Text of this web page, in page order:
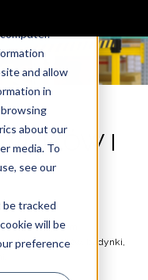
and allow
in
about our
media. To
see our
be tracked
will be
preference
I
to system
pracowników, budynki,